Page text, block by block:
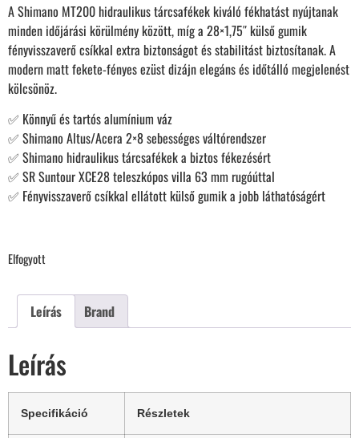
A Shimano MT200 hidraulikus tárcsafékek kiváló fékhatást nyújtanak
minden időjárási körülmény között, míg a 28×1,75″ külső gumik
fényvisszaverő csíkkal extra biztonságot és stabilitást biztosítanak. A
modern matt fekete-fényes ezüst dizájn elegáns és időtálló megjelenést
kölcsönöz.
✅ Könnyű és tartós alumínium váz
✅ Shimano Altus/Acera 2×8 sebességes váltórendszer
✅ Shimano hidraulikus tárcsafékek a biztos fékezésért
✅ SR Suntour XCE28 teleszkópos villa 63 mm rugóúttal
✅ Fényvisszaverő csíkkal ellátott külső gumik a jobb láthatóságért
Elfogyott
Leírás Brand
Leírás
Specifikáció Részletek